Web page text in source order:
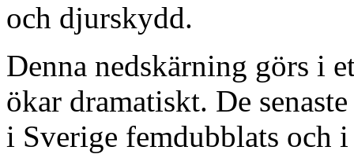
och djurskydd.
Denna nedskärning görs i
ökar dramatiskt. De
i Sverige femdubblats och